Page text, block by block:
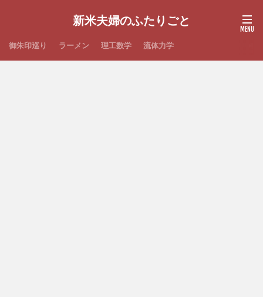
新米夫婦のふたりごと
御朱印巡り ラーメン 理工数学 流体力学